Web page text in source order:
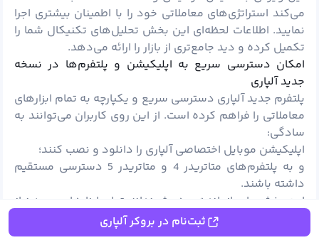
می‌کند استراتژی‌های معاملاتی خود را با اطمینان بیشتری اجرا
نمایید. اطلاعات لحظه‌ای این بخش تحلیل‌های تکنیکال شما را
تکمیل کرده و دید جامع‌تری از بازار را ارائه می‌دهد.
امکان دﺳﺘﺮﺳﯽ سریع ﺑﻪ اﭘﻠﯿﮑﯿﺸﻦ و ﭘﻠﺘﻔﺮمﻫﺎ در نسخه
جدید آلپاری
پلتفرم جدید آلپاری دسترسی سریع و یکپارچه به تمام ابزارهای
معاملاتی را فراهم کرده است. از این روی کاربران می‌توانند به
سادگی:
اپلیکیشن موبایل اختصاصی آلپاری را دانلود و نصب کنند؛
و به پلتفرم‌های متاتریدر 4 و متاتریدر 5 دسترسی مستقیم
داشته باشند.
این بخش با سازماندهی هوشمندانه تمام ابزارهای مورد نیاز
معامله‌گران، تجربه کاربری روان و کارآمدی ایجاد کرده است.
همچنین طراحی بهینه این قسمت امکان شروع سریع
ثبت‌نام در بروکر آلپاری